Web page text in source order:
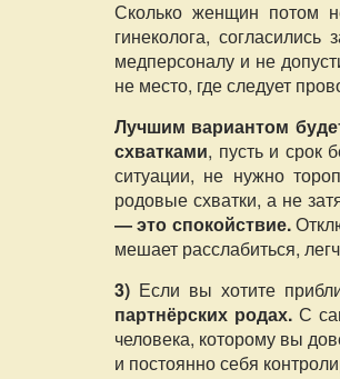
Сколько женщин потом
гинеколога,
медперсоналу и не
не место, где следует
Лучшим вариантом
схватками, пусть и срок
ситуации, не нужно
родовые схватки, а не
— это спокойствие.
мешает расслабиться,
3) Если вы хотите
партнёрских родах. С
человека, которому вы
и постоянно себя